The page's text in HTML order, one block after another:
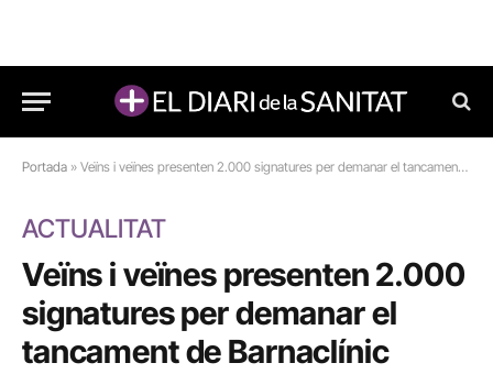
Portada » Veïns i veïnes presenten 2.000 signatures per demanar el tancament de Barnaclínic
ACTUALITAT
Veïns i veïnes presenten 2.000
signatures per demanar el
tancament de Barnaclínic